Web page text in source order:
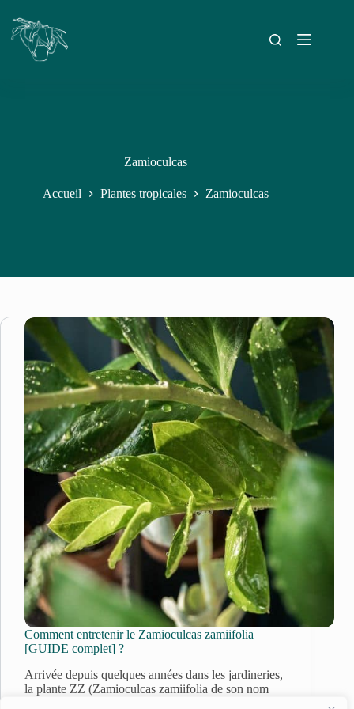
Zamioculcas
Accueil Plantes tropicales Zamioculcas
Comment entretenir le Zamioculcas zamiifolia
[GUIDE complet] ?
Arrivée depuis quelques années dans les jardineries,
la plante ZZ (Zamioculcas zamiifolia de son nom